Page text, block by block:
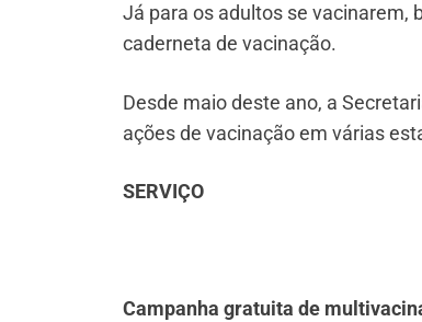
Já para os adultos se vacinarem,
caderneta de vacinação.
Desde maio deste ano, a
ações de vacinação em várias
SERVIÇO
Campanha gratuita de